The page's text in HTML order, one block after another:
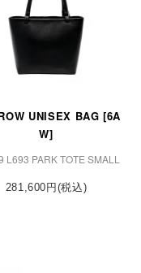
UNISEX BAG [6A
W]
L693 PARK TOTE SMALL
281,600円(税込)